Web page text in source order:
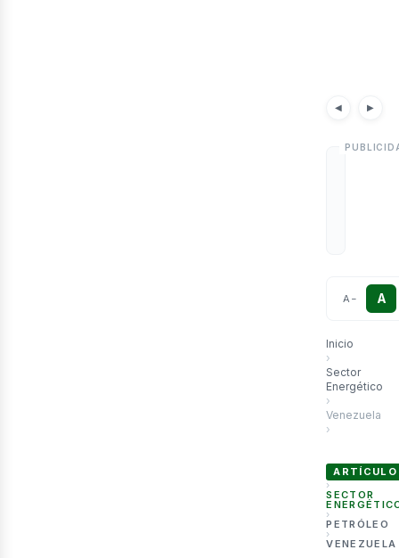
◀
Noticias ▶
A − A
Inicio
›
Sector
Energético
›
Venezuela
›
ARTÍCULO
›
SECTOR
›
PETRÓLEO
›
VENEZUELA